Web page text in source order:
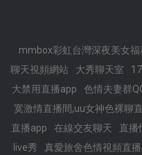
mmbox彩虹台灣深夜美女
聊天視頻網站
大秀聊天室
大禁用直播app
色情夫妻群
寞激情直播間,uu女神色裸聊
直播app
在線交友聊天 直播
live秀
真愛旅舍色情視頻直